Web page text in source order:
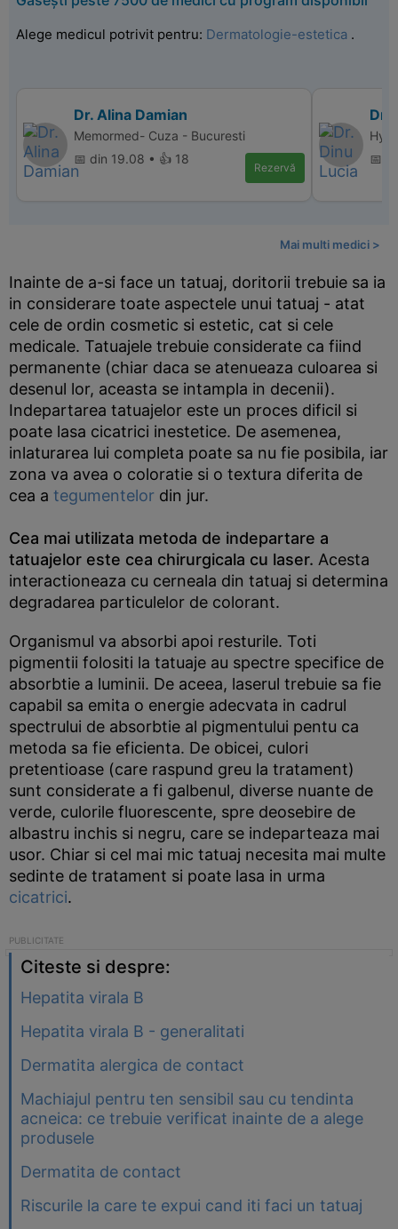
Alege medicul potrivit pentru: Dermatologie-estetica .
Dr. Alina Damian
Memormed- Cuza - Bucuresti
📅 din 19.08 • 👍 18
Rezervă
Dr.
📅
Mai multi medici >
Inainte de a-si face un tatuaj, doritorii trebuie sa ia
in considerare toate aspectele unui tatuaj - atat
cele de ordin cosmetic si estetic, cat si cele
medicale. Tatuajele trebuie considerate ca fiind
permanente (chiar daca se atenueaza culoarea si
desenul lor, aceasta se intampla in decenii).
Indepartarea tatuajelor este un proces dificil si
poate lasa cicatrici inestetice. De asemenea,
inlaturarea lui completa poate sa nu fie posibila, iar
zona va avea o coloratie si o textura diferita de
cea a tegumentelor din jur.
Cea mai utilizata metoda de indepartare a
tatuajelor este cea chirurgicala cu laser. Acesta
interactioneaza cu cerneala din tatuaj si determina
degradarea particulelor de colorant.
Organismul va absorbi apoi resturile. Toti
pigmentii folositi la tatuaje au spectre specifice de
absorbtie a luminii. De aceea, laserul trebuie sa fie
capabil sa emita o energie adecvata in cadrul
spectrului de absorbtie al pigmentului pentu ca
metoda sa fie eficienta. De obicei, culori
pretentioase (care raspund greu la tratament)
sunt considerate a fi galbenul, diverse nuante de
verde, culorile fluorescente, spre deosebire de
albastru inchis si negru, care se indeparteaza mai
usor. Chiar si cel mai mic tatuaj necesita mai multe
sedinte de tratament si poate lasa in urma
cicatrici.
Citeste si despre:
Hepatita virala B
Hepatita virala B - generalitati
Dermatita alergica de contact
Machiajul pentru ten sensibil sau cu tendinta
acneica: ce trebuie verificat inainte de a alege
produsele
Dermatita de contact
Riscurile la care te expui cand iti faci un tatuaj